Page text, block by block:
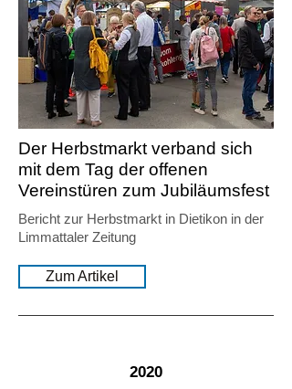
Der Herbstmarkt verband sich
mit dem Tag der offenen
Vereinstüren zum Jubiläumsfest
Bericht zur Herbstmarkt in Dietikon in der
Limmattaler Zeitung
Zum Artikel
2020